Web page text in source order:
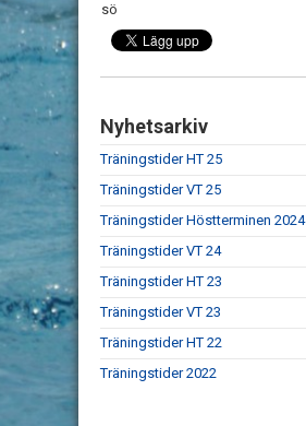
sö
Nyhetsarkiv
Träningstider HT 25
Träningstider VT 25
Träningstider Höstterminen 2024
Träningstider VT 24
Träningstider HT 23
Träningstider VT 23
Träningstider HT 22
Träningstider 2022